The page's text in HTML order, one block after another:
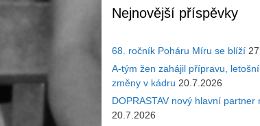
Nejnovější příspěvky
68. ročník Poháru Míru se blíží
A-tým žen zahájil přípravu,
změny v kádru 20.7.2026
DOPRASTAV nový hlavní partner
20.7.2026